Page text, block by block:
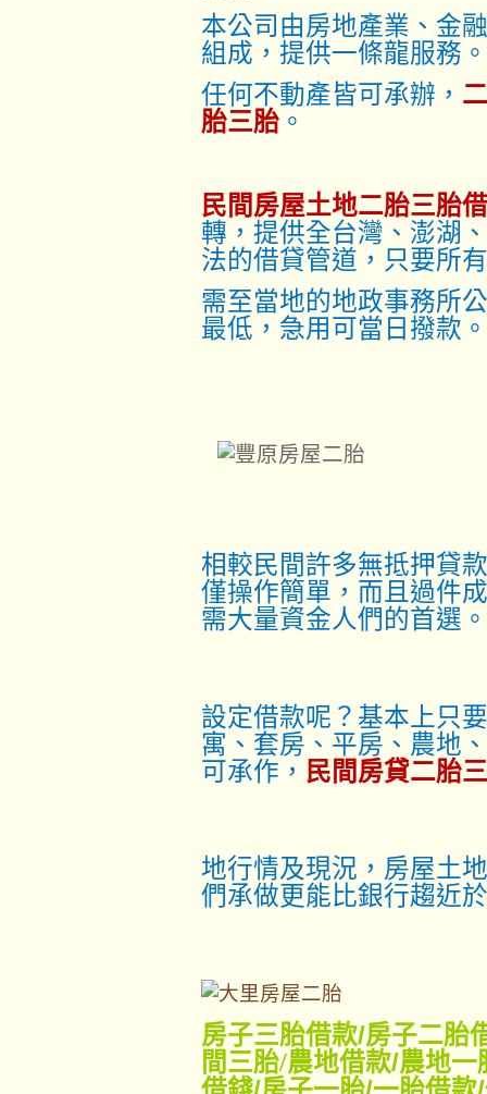
本公司由房地產業、金
組成，提供一條龍服務。
任何不動產皆可承辦，
胎三胎 。
民間房屋土地二胎三胎
轉，提供全台灣、澎湖
法的借貸管道，只要所
需至當地的地政事務所
最低，急用可當日撥款。
相較民間許多無抵押貸
僅操作簡單，而且過件
需大量資金人們的首選
設定借款呢？基本上只
寓、套房、平房、農地
可承作， 民間房貸二胎
地行情及現況，房屋土
們承做更能比銀行趨近
房子三胎借款/房子二胎
間三胎/農地借款/農地一